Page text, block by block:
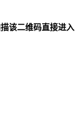
该二维码直接进入